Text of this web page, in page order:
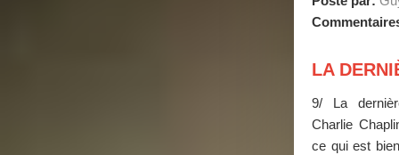
LA
9/ La
Charlie
ce qui est